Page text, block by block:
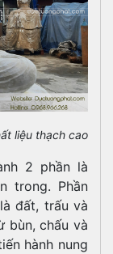
liệu thạch cao
2 phần là
trong. Phần
đất, trấu và
bùn, chấu và
hành nung